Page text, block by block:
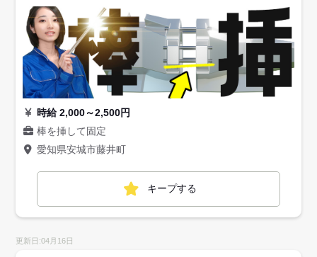
時給 2,000～2,500円
棒を挿して固定
愛知県安城市藤井町
キープする
更新日:04月16日